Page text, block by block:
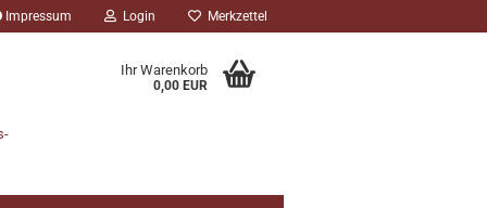
Impressum Login Merkzettel
Ihr Warenkorb
0,00 EUR